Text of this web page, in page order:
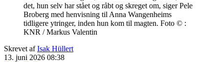
det, hun selv har stået og råbt og skreget om, siger Pele
Broberg med henvisning til Anna Wangenheims
tidligere ytringer, inden hun kom til magten. Foto © :
KNR / Markus Valentin
Skrevet afIsak Hüllert
13. juni 2026 08:38